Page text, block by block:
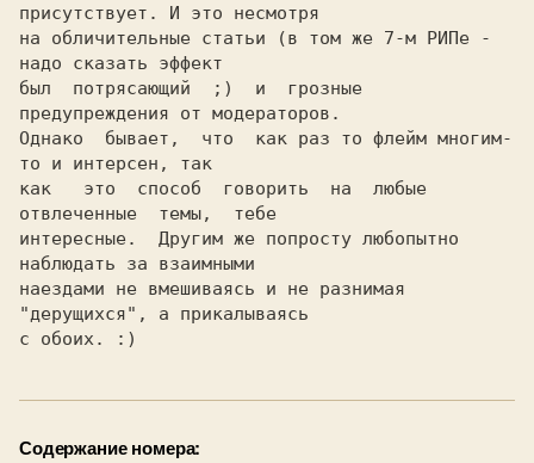
присутствует. И это несмотря
на обличительные статьи (в том же 7-м РИПе -
надо сказать эффект
был  потрясающий  ;)  и  грозные
предупреждения от модераторов.
Однако  бывает,  что  как раз то флейм многим-
то и интерсен, так
как   это  способ  говорить  на  любые
отвлеченные  темы,  тебе
интересные.  Другим же попросту любопытно
наблюдать за взаимными
наездами не вмешиваясь и не разнимая
"дерущихся", а прикалываясь
Содержание номера: